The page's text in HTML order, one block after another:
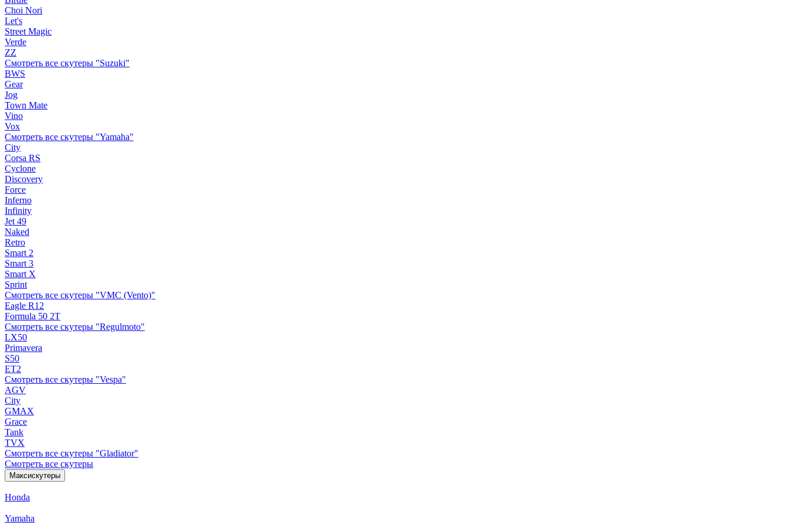
Choi Nori
Let's
Street Magic
Verde
ZZ
Смотреть все скутеры "Suzuki"
BWS
Gear
Jog
Town Mate
Vino
Vox
Смотреть все скутеры "Yamaha"
City
Corsa RS
Cyclone
Discovery
Force
Inferno
Infinity
Jet 49
Naked
Retro
Smart 2
Smart 3
Smart X
Sprint
Смотреть все скутеры "VMC (Vento)"
Eagle R12
Formula 50 2Т
Смотреть все скутеры "Regulmoto"
LX50
Primavera
S50
ET2
Смотреть все скутеры "Vespa"
AGV
City
GMAX
Grace
Tank
TVX
Смотреть все скутеры "Gladiator"
Смотреть все скутеры
Максискутеры
Honda
Yamaha